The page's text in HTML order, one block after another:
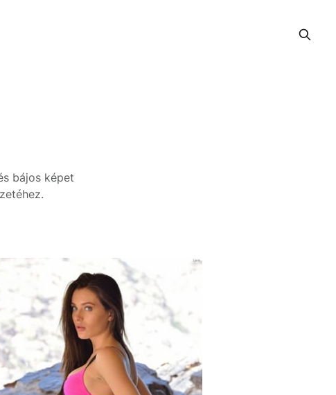
bájos képet